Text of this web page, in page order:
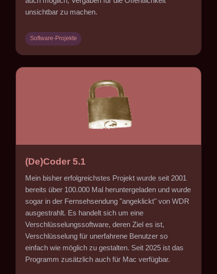
unsichtbar zu machen.
Software-Projekte
(De)Coder 5.1
Mein bisher erfolgreichstes Projekt wurde seit 2001
bereits über 100.000 Mal heruntergeladen und wurde
sogar in der Fernsehsendung "angeklickt" von WDR
ausgestrahlt. Es handelt sich um eine
Verschlüsselungssoftware, deren Ziel es ist,
Verschlüsselung für unerfahrene Benutzer so
einfach wie möglich zu gestalten. Seit 2025 ist das
Programm zusätzlich auch für Mac verfügbar.